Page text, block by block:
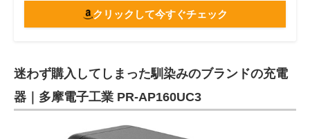
クリックして今すぐチェック
迷わず購入してしまった馴染みのブランドの充電
器｜多摩電子工業 PR-AP160UC3